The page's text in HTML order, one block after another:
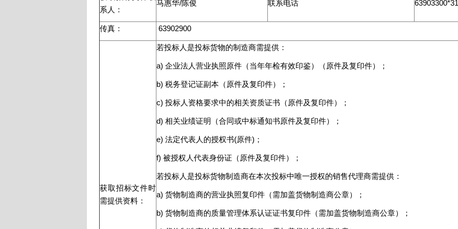
系人：
马惠华/陈俊 联系电话
传真： 63902900
获取招标文件时
需提供资料：
若投标人是投标货物的制造商需提供：
a) 企业法人营业执照原件（当年年检有效印鉴）（原件及复印件）；
b) 税务登记证副本（原件及复印件）；
c) 投标人资格要求中的相关资质证书（原件及复印件）；
d) 相关业绩证明（合同或中标通知书原件及复印件）；
e) 法定代表人的授权书(原件)；
f) 被授权人代表身份证（原件及复印件）；
若投标人是投标货物制造商在本次投标中唯一授权的销售代理商需提供：
a) 货物制造商的营业执照复印件（需加盖货物制造商公章）；
b) 货物制造商的质量管理体系认证证书复印件（需加盖货物制造商公章）；